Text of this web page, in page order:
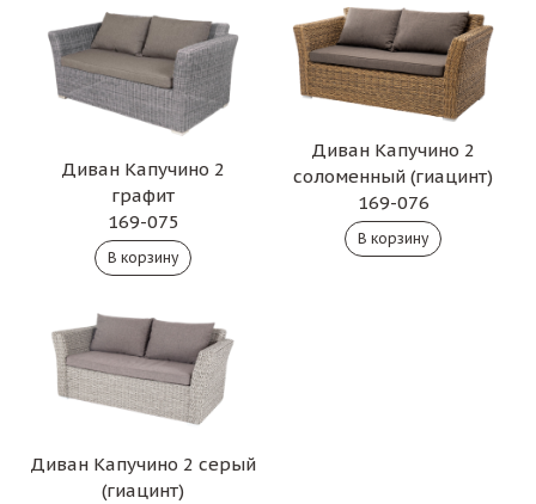
Диван Капучино 2
графит
169-075
Диван Капучино 2
соломенный (гиацинт)
169-076
Диван Капучино 2 серый
(гиацинт)